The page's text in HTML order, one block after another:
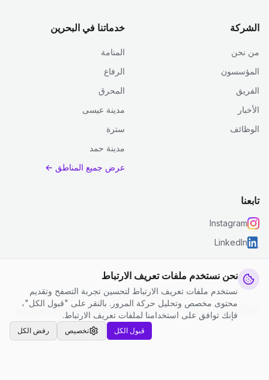
نحن نستخدم ملفات تعريف الارتباط
نستخدم ملفات تعريف الارتباط لتحسين تجربة التصفح وتقديم
محتوى مخصص وتحليل حركة المرور. بالنقر على "قبول الكل"،
فإنك توافق على استخدامنا لملفات تعريف الارتباط.
رفض الكل تخصيص قبول الكل
الشركة
من نحن
المؤسسون
الفريق
الأخبار
الوظائف
خدماتنا في البحرين
المنامة
الرفاع
المحرق
مدينة عيسى
سترة
مدينة حمد
عرض جميع المناطق ←
تابعنا
Instagram
LinkedIn
© 2026 جست كلين. جميع الحقوق محفوظة.
سياسة الخصوصية
الشروط والأحكام | إعدادات ملفات تعريف الارتباط